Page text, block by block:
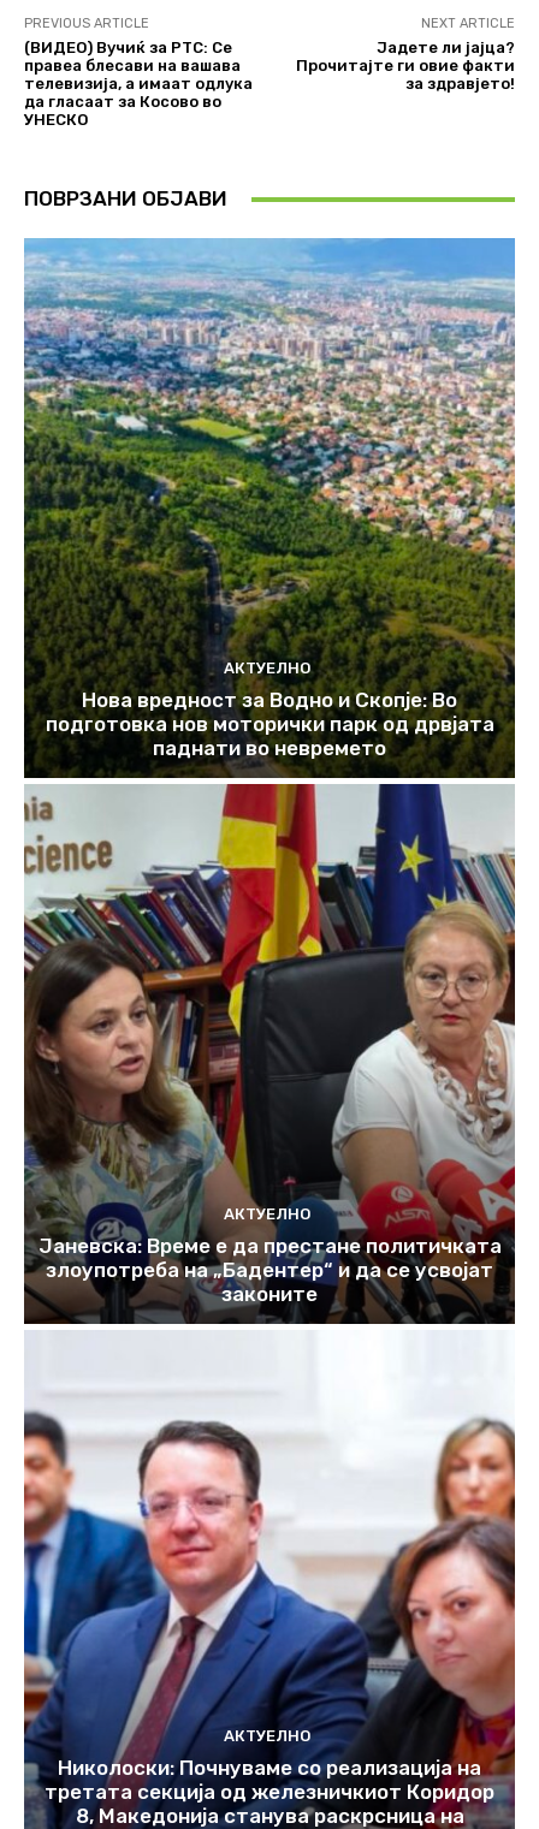
PREVIOUS ARTICLE
(ВИДЕО) Вучиќ за РТС: Се
правеа блесави на вашава
телевизија, а имаат одлука
да гласаат за Косово во
УНЕСКО
NEXT ARTICLE
Јадете ли јајца?
Прочитајте ги овие факти
за здравјето!
ПОВРЗАНИ ОБЈАВИ
АКТУЕЛНО
Нова вредност за Водно и Скопје: Во
подготовка нов моторички парк од дрвјата
паднати во невремето
АКТУЕЛНО
Јаневска: Време е да престане политичката
злоупотреба на „Бадентер“ и да се усвојат
законите
АКТУЕЛНО
Николоски: Почнуваме со реализација на
третата секција од железничкиот Коридор
8, Македонија станува раскрсница на